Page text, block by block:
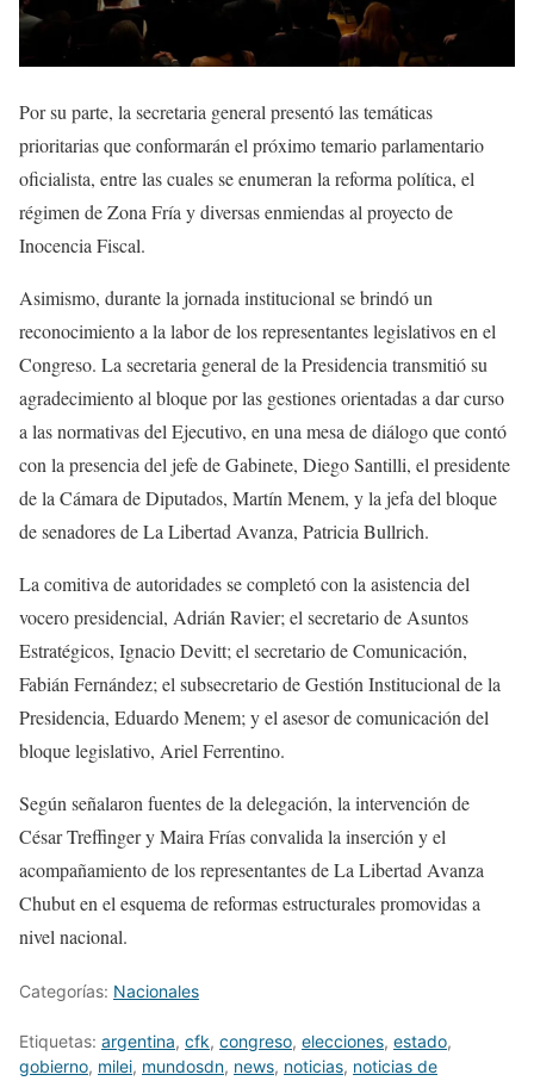
Por su parte, la secretaria general presentó las temáticas
prioritarias que conformarán el próximo temario parlamentario
oficialista, entre las cuales se enumeran la reforma política, el
régimen de Zona Fría y diversas enmiendas al proyecto de
Inocencia Fiscal.
Asimismo, durante la jornada institucional se brindó un
reconocimiento a la labor de los representantes legislativos en el
Congreso. La secretaria general de la Presidencia transmitió su
agradecimiento al bloque por las gestiones orientadas a dar curso
a las normativas del Ejecutivo, en una mesa de diálogo que contó
con la presencia del jefe de Gabinete, Diego Santilli, el presidente
de la Cámara de Diputados, Martín Menem, y la jefa del bloque
de senadores de La Libertad Avanza, Patricia Bullrich.
La comitiva de autoridades se completó con la asistencia del
vocero presidencial, Adrián Ravier; el secretario de Asuntos
Estratégicos, Ignacio Devitt; el secretario de Comunicación,
Fabián Fernández; el subsecretario de Gestión Institucional de la
Presidencia, Eduardo Menem; y el asesor de comunicación del
bloque legislativo, Ariel Ferrentino.
Según señalaron fuentes de la delegación, la intervención de
César Treffinger y Maira Frías convalida la inserción y el
acompañamiento de los representantes de La Libertad Avanza
Chubut en el esquema de reformas estructurales promovidas a
nivel nacional.
Categorías: Nacionales
Etiquetas: argentina, cfk, congreso, elecciones, estado,
gobierno, milei, mundosdn, news, noticias, noticias de